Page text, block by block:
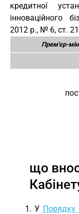
кредитної
інноваційного
2012 р., № 6, ст.
Прем'єр-
що
1. У Порядку